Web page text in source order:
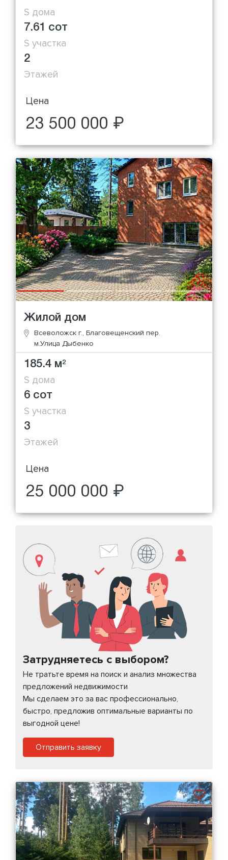
S дома
7.61 сот
S участка
2
Этажей
Цена
23 500 000 ₽
Жилой дом
Всеволожск г., Благовещенский пер.
м.Улица Дыбенко
185.4 м2
S дома
6 сот
S участка
3
Этажей
Цена
25 000 000 ₽
Затрудняетесь с выбором?
Не тратьте время на поиск и анализ множества
предложений недвижимости
Мы сделаем это за вас профессионально,
быстро, предложив оптимальные варианты по
выгодной цене!
Отправить заявку